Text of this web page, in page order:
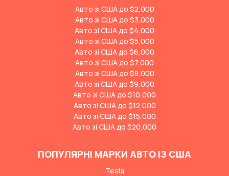
Авто зі США до $2,000
Авто зі США до $3,000
Авто зі США до $4,000
Авто зі США до $5,000
Авто зі США до $6,000
Авто зі США до $7,000
Авто зі США до $8,000
Авто зі США до $9,000
Авто зі США до $10,000
Авто зі США до $12,000
Авто зі США до $15,000
Авто зі США до $20,000
ПОПУЛЯРНІ МАРКИ АВТО ІЗ США
Tesla